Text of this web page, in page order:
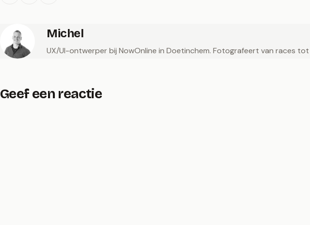
Michel
UX/UI-ontwerper bij NowOnline in Doetinchem. Fotografeert van races
Geef een reactie